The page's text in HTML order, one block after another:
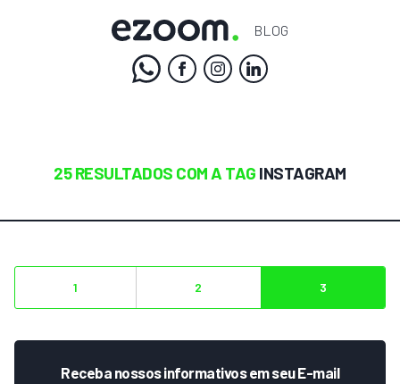
BLOG
25 RESULTADOS COM A TAG INSTAGRAM
1 2 3
Receba nossos informativos em seu E-mail